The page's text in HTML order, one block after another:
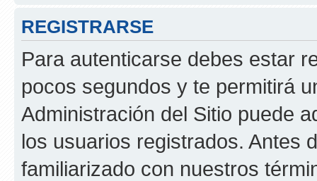
REGISTRARSE
Para autenticarse debes estar
pocos segundos y te permitirá
Administración del Sitio puede
los usuarios registrados. Antes
familiarizado con nuestros